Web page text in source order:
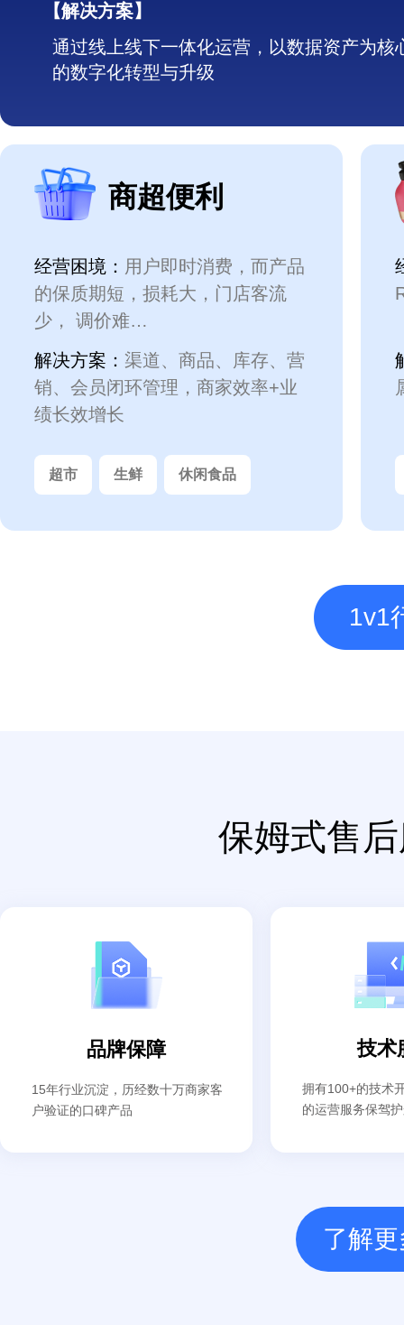
【解决方案】
通过线上线下一体化运营，以数据资产为核
的数字化转型与升级
商超便利
经营困境： 用户即时消费，而产品
的保质期短，损耗大，门店客流
少， 调价难…
解决方案： 渠道、商品、库存、营
销、会员闭环管理，商家效率+业
绩长效增长
超市 生鲜 休闲食品
1v1
保姆式售
品牌保障
15年行业沉淀，历经数十万商家客
户验证的口碑产品
技术
拥有100+的技术
的运营服务保驾
了解